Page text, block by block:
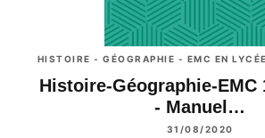
HISTOIRE - GÉOGRAPHIE - EMC EN
Histoire-Géographie-EMC
- Manuel…
31/08/2020